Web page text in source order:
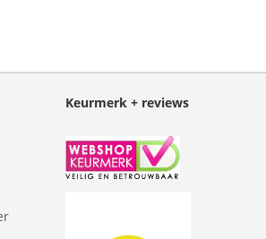
Keurmerk + reviews